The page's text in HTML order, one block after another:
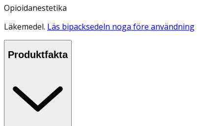
Opioidanestetika
Läkemedel. Läs bipacksedeln noga före användning
Produktfakta